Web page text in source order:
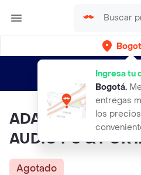
Ingresa tu
Bogotá.
entregas
los
envíos gratis por
ADAPTADOR VGA
AUDIO PC &
Agotado